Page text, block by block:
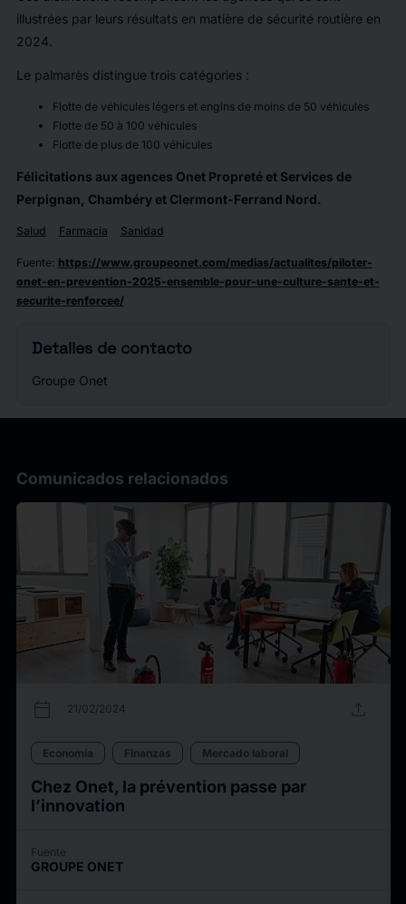
illustrées par leurs résultats en matière de sécurité routière en
2024.
Le palmarès distingue trois catégories :
Flotte de véhicules légers et engins de moins de 50 véhicules
Flotte de 50 à 100 véhicules
Flotte de plus de 100 véhicules
Félicitations aux agences Onet Propreté et Services de
Perpignan, Chambéry et Clermont-Ferrand Nord.
Salud Farmacia Sanidad
Fuente: https://www.groupeonet.com/medias/actualites/piloter-
onet-en-prevention-2025-ensemble-pour-une-culture-sante-et-
securite-renforcee/
Detalles de contacto
Groupe Onet
Comunicados relacionados
calendar_today 21/02/2024 upload
Economía Finanzas Mercado laboral
Chez Onet, la prévention passe par
l’innovation
Fuente
GROUPE ONET